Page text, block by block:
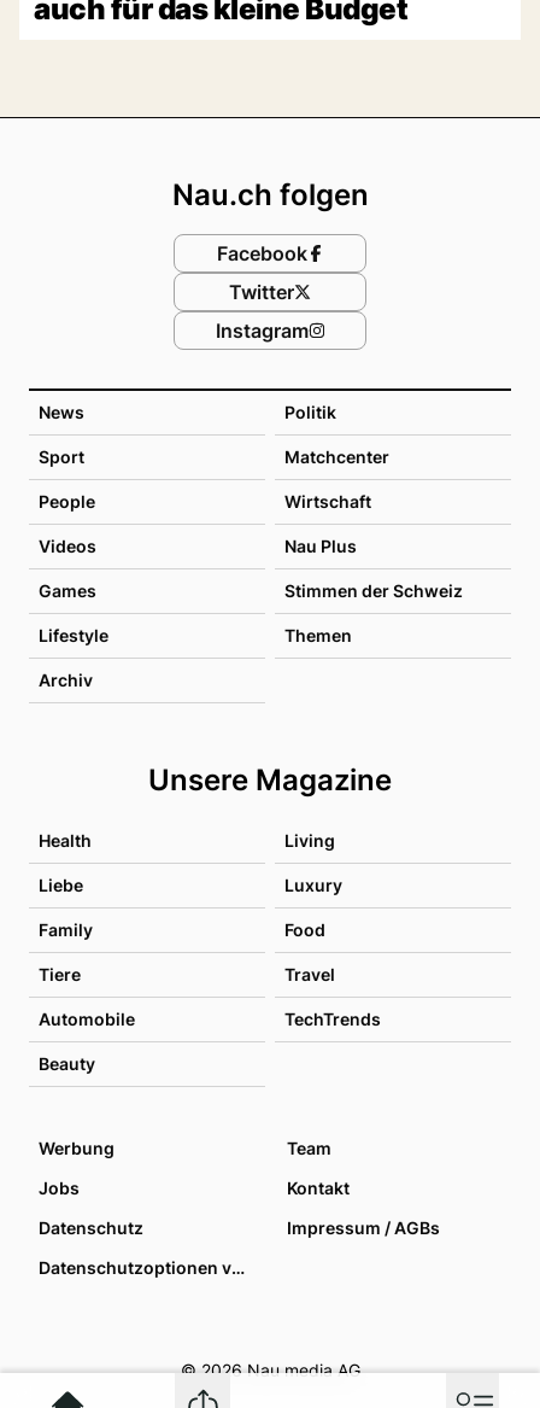
auch für das kleine Budget
News Politik
Sport Matchcenter
People Wirtschaft
Videos Nau Plus
Games Stimmen der Schweiz
Lifestyle Themen
Archiv
Unsere Magazine
Health Living
Liebe Luxury
Family Food
Tiere Travel
Automobile TechTrends
Beauty
Nau.ch folgen
Facebook
Twitter
Instagram
Werbung
Team
Jobs
Kontakt
Datenschutz
Impressum / AGBs
Datenschutzoptionen verwalten
© 2026 Nau media AG